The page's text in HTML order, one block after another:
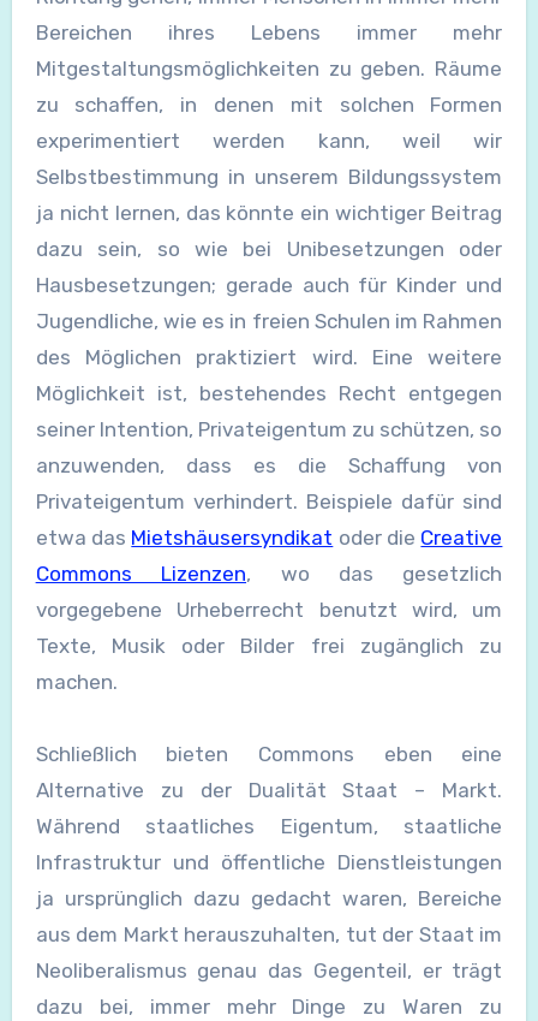
Bereichen ihres Lebens immer mehr
Mitgestaltungsmöglichkeiten zu geben. Räume
zu schaffen, in denen mit solchen Formen
experimentiert werden kann, weil wir
Selbstbestimmung in unserem Bildungssystem
ja nicht lernen, das könnte ein wichtiger Beitrag
dazu sein, so wie bei Unibesetzungen oder
Hausbesetzungen; gerade auch für Kinder und
Jugendliche, wie es in freien Schulen im Rahmen
des Möglichen praktiziert wird. Eine weitere
Möglichkeit ist, bestehendes Recht entgegen
seiner Intention, Privateigentum zu schützen, so
anzuwenden, dass es die Schaffung von
Privateigentum verhindert. Beispiele dafür sind
etwa das Mietshäusersyndikat oder die Creative
Commons Lizenzen, wo das gesetzlich
vorgegebene Urheberrecht benutzt wird, um
Texte, Musik oder Bilder frei zugänglich zu
machen.
Schließlich bieten Commons eben eine
Alternative zu der Dualität Staat – Markt.
Während staatliches Eigentum, staatliche
Infrastruktur und öffentliche Dienstleistungen
ja ursprünglich dazu gedacht waren, Bereiche
aus dem Markt herauszuhalten, tut der Staat im
Neoliberalismus genau das Gegenteil, er trägt
dazu bei, immer mehr Dinge zu Waren zu